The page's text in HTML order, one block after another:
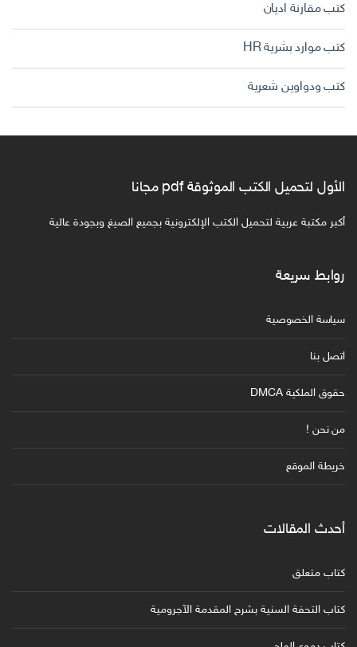
كتب مقارنة اديان
كتب موارد بشرية HR
كتب ودواوين شعرية
الأول لتحميل الكتب الموثوقة pdf مجانا
أكبر مكتبة عربية لتحميل الكتب الإلكترونية بجميع الصيغ وبجودة عالية
روابط سريعة
سياسة الخصوصية
اتصل بنا
حقوق الملكية DMCA
من نحن !
خريطة الموقع
أحدث المقالات
كتاب متعلق
كتاب التحفة السنية بشرح المقدمة الآجرومية